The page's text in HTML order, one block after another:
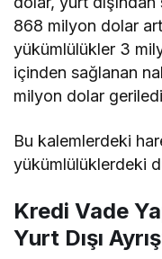
868 milyon dolar
yükümlülükler 3
içinden sağlanan
milyon dolar
Bu kalemlerdeki
yükümlülüklerdeki
Kredi Vade
Yurt Dışı